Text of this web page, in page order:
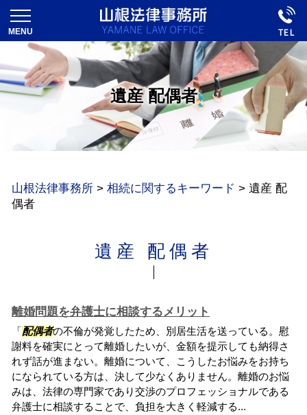
遺産 配偶者
山根法律事務所 > 相続に関するキーワード > 遺産 配
偶者
遺産 配偶者
離婚問題を弁護士に相談するメリット
「配偶者の不倫が発覚したため、別居生活を送っている。慰
謝料を確実にとって離婚したいが、金額を提示しても納得さ
れず話が進まない。離婚について、こうしたお悩みをお持ち
になられている方は、決して少なくありません。離婚のお悩
みは、法律の専門家であり交渉のプロフェッショナルである
弁護士に相談することで、負担を大きく軽減する...